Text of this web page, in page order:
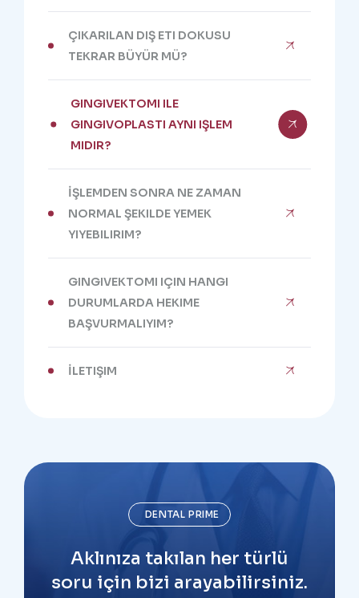
ÇIKARILAN DIŞ ETI DOKUSU
TEKRAR BÜYÜR MÜ?
GINGIVEKTOMI ILE
GINGIVOPLASTI AYNI IŞLEM
MIDIR?
İŞLEMDEN SONRA NE ZAMAN
NORMAL ŞEKILDE YEMEK
YIYEBILIRIM?
GINGIVEKTOMI IÇIN HANGI
DURUMLARDA HEKIME
BAŞVURMALIYIM?
İLETIŞIM
DENTAL PRIME
Aklınıza takılan her türlü
soru için bizi arayabilirsiniz.